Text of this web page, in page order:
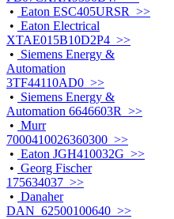
• Eaton ESC405URSR >>
• Eaton Electrical
XTAE015B10D2P4 >>
• Siemens Energy &
Automation
3TF44110AD0 >>
• Siemens Energy &
Automation 6646603R >>
• Murr
7000410026360300 >>
• Eaton JGH410032G >>
• Georg Fischer
175634037 >>
• Danaher
DAN_62500100640 >>